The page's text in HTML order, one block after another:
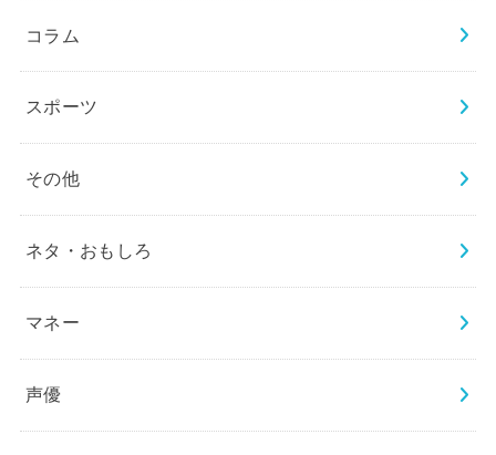
コラム
スポーツ
その他
ネタ・おもしろ
マネー
声優